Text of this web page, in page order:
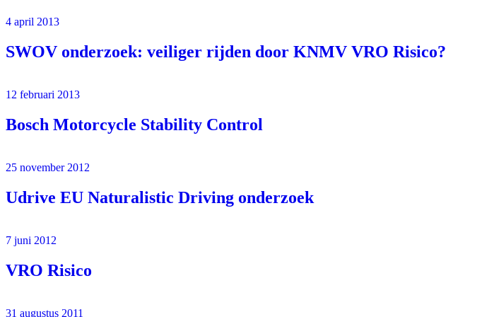
4 april 2013
SWOV onderzoek: veiliger rijden door KNMV VRO Risico?
12 februari 2013
Bosch Motorcycle Stability Control
25 november 2012
Udrive EU Naturalistic Driving onderzoek
7 juni 2012
VRO Risico
31 augustus 2011